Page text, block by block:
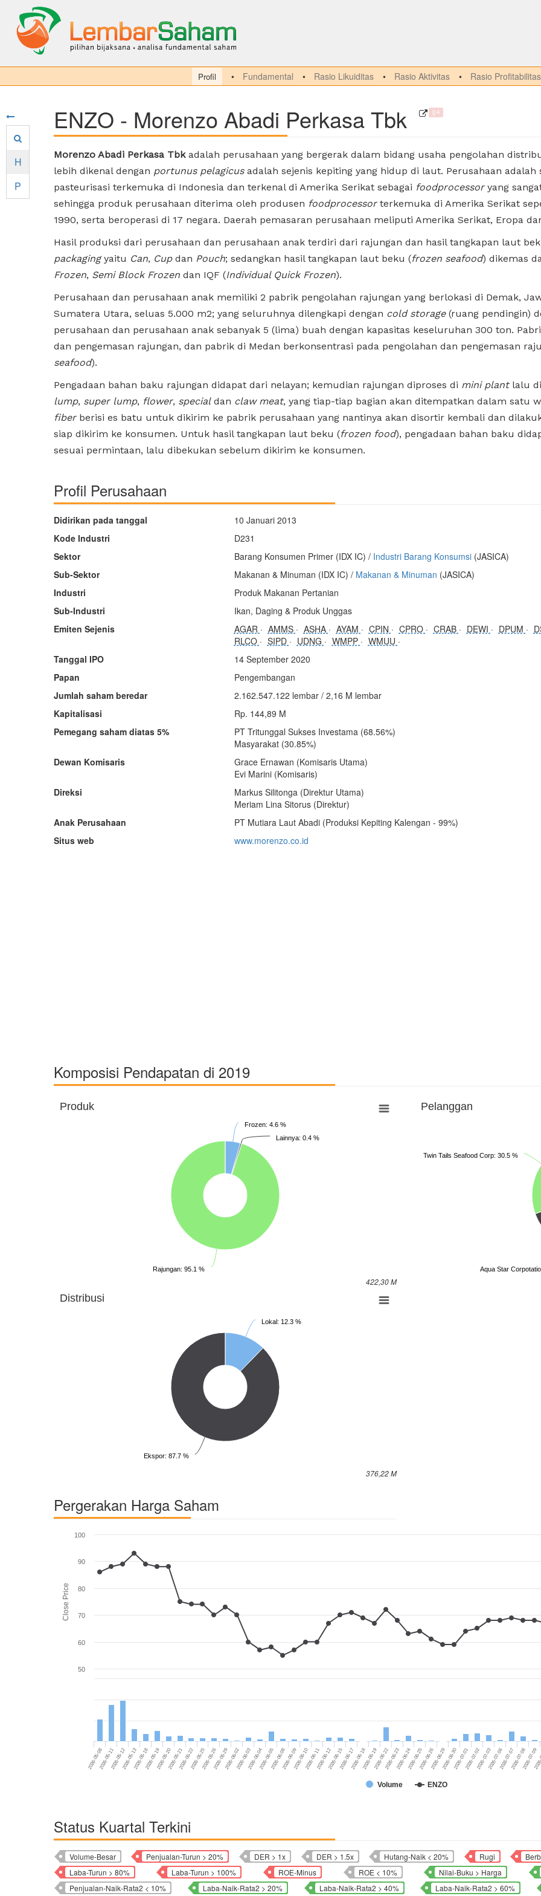
Profil Fundamental Rasio Likuiditas Rasio Aktivitas Rasio Profitabilitas
H
P
ENZO - Morenzo Abadi Perkasa Tbk Q4
Morenzo Abadi Perkasa Tbkadalah perusahaan yang bergerak dalam bidang usaha pengolahan
lebih dikenal dengan portunus pelagicusadalah sejenis kepiting yang hidup di laut. Perusahaan adalah
pasteurisasi terkemuka di Indonesia dan terkenal di Amerika Serikat sebagai foodprocessoryang
sehingga produk perusahaan diterima oleh produsen foodprocessorterkemuka di Amerika Serikat
1990, serta beroperasi di 17 negara. Daerah pemasaran perusahaan meliputi Amerika Serikat, Eropa
Hasil produksi dari perusahaan dan perusahaan anak terdiri dari rajungan dan hasil tangkapan laut
packagingyaitu Can, Cupdan Pouch; sedangkan hasil tangkapan laut beku (frozen seafood) dikemas
Frozen, Semi Block Frozendan IQF (Individual Quick Frozen).
Perusahaan dan perusahaan anak memiliki 2 pabrik pengolahan rajungan yang berlokasi di Demak,
Sumatera Utara, seluas 5.000 m2; yang seluruhnya dilengkapi dengan cold storage(ruang pendingin)
perusahaan dan perusahaan anak sebanyak 5 (lima) buah dengan kapasitas keseluruhan 300 ton.
dan pengemasan rajungan, dan pabrik di Medan berkonsentrasi pada pengolahan dan pengemasan
seafood).
Pengadaan bahan baku rajungan didapat dari nelayan; kemudian rajungan diproses di mini plantlalu
lump, super lump, flower, specialdan claw meat, yang tiap-tiap bagian akan ditempatkan dalam satu
fiberberisi es batu untuk dikirim ke pabrik perusahaan yang nantinya akan disortir kembali dan
siap dikirim ke konsumen. Untuk hasil tangkapan laut beku (frozen food), pengadaan bahan baku
sesuai permintaan, lalu dibekukan sebelum dikirim ke konsumen.
Profil Perusahaan
Didirikan pada tanggal
10 Januari 2013
Kode Industri
D231
Sektor
Barang Konsumen Primer (IDX IC) / Industri Barang Konsumsi(JASICA)
Sub-Sektor
Makanan & Minuman (IDX IC) / Makanan & Minuman (JASICA)
Industri
Produk Makanan Pertanian
Sub-Industri
Ikan, Daging & Produk Unggas
Emiten Sejenis
AGAR AMMS ASHA AYAM CPIN CPRO CRAB DEWI DPUM
RLCO
SIPD UDNG WMPP
WMUU
Tanggal IPO
14 September 2020
Papan
Pengembangan
Jumlah saham beredar
2.162.547.122 lembar / 2,16 M lembar
Kapitalisasi
Rp. 144,89 M
Pemegang saham diatas 5%
PT Tritunggal Sukses Investama (68.56%)
Masyarakat (30.85%)
Dewan Komisaris
Grace Ernawan (Komisaris Utama)
Evi Marini (Komisaris)
Direksi
Markus Silitonga (Direktur Utama)
Meriam Lina Sitorus (Direktur)
Anak Perusahaan
PT Mutiara Laut Abadi (Produksi Kepiting Kalengan - 99%)
Situs web
www.morenzo.co.id
Komposisi Pendapatan di 2019
Produk
Frozen: 4.6 %
Lainnya: 0.4 %
Rajungan: 95.1 %
422,30 M
Pelanggan
Aqua Star
Twin Tails Seafood Corp: 30.5 %
Distribusi
Lokal: 12.3 %
Ekspor: 87.7 %
376,22 M
Pergerakan Harga Saham
Close Price
Volume ENZO
2026-05-082026-05-112026-05-122026-05-132026-05-182026-05-192026-05-202026-05-212026-05-222026-05-252026-05-262026-05-292026-06-022026-06-032026-06-042026-06-052026-06-082026-06-092026-06-102026-06-112026-06-122026-06-152026-06-172026-06-182026-06-192026-06-222026-06-232026-06-242026-06-252026-06-262026-06-292026-06-302026-07-012026-07-022026-07-032026-07-062026-07-072026-07-082026-07-09
50
60
70
80
90
100
Status Kuartal Terkini
Volume-Besar Penjualan-Turun > 20% DER > 1x DER > 1.5x Hutang-Naik < 20% Rugi
Laba-Turun > 80%
Laba-Turun > 100% ROE-Minus ROE < 10% Nilai-Buku > Harga
Penjualan-Naik-Rata2 < 10%
Laba-Naik-Rata2 > 20% Laba-Naik-Rata2 > 40% Laba-Naik-Rata2 > 60%